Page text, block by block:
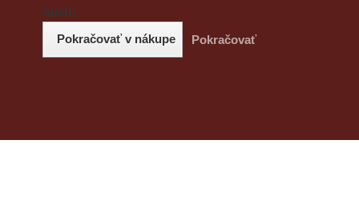
Spolu
Pokračovať v nákupe
Pokračovať